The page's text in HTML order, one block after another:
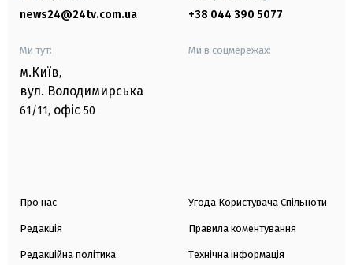
news24@24tv.com.ua +38 044 390 5077
Ми тут:
м.Київ,
вул. Володимирська
61/11, офіс 50
Ми в соцмережах:
Про нас
Редакція
Редакційна політика
Угода Користувача Спільноти
Правила коментування
Технічна інформація